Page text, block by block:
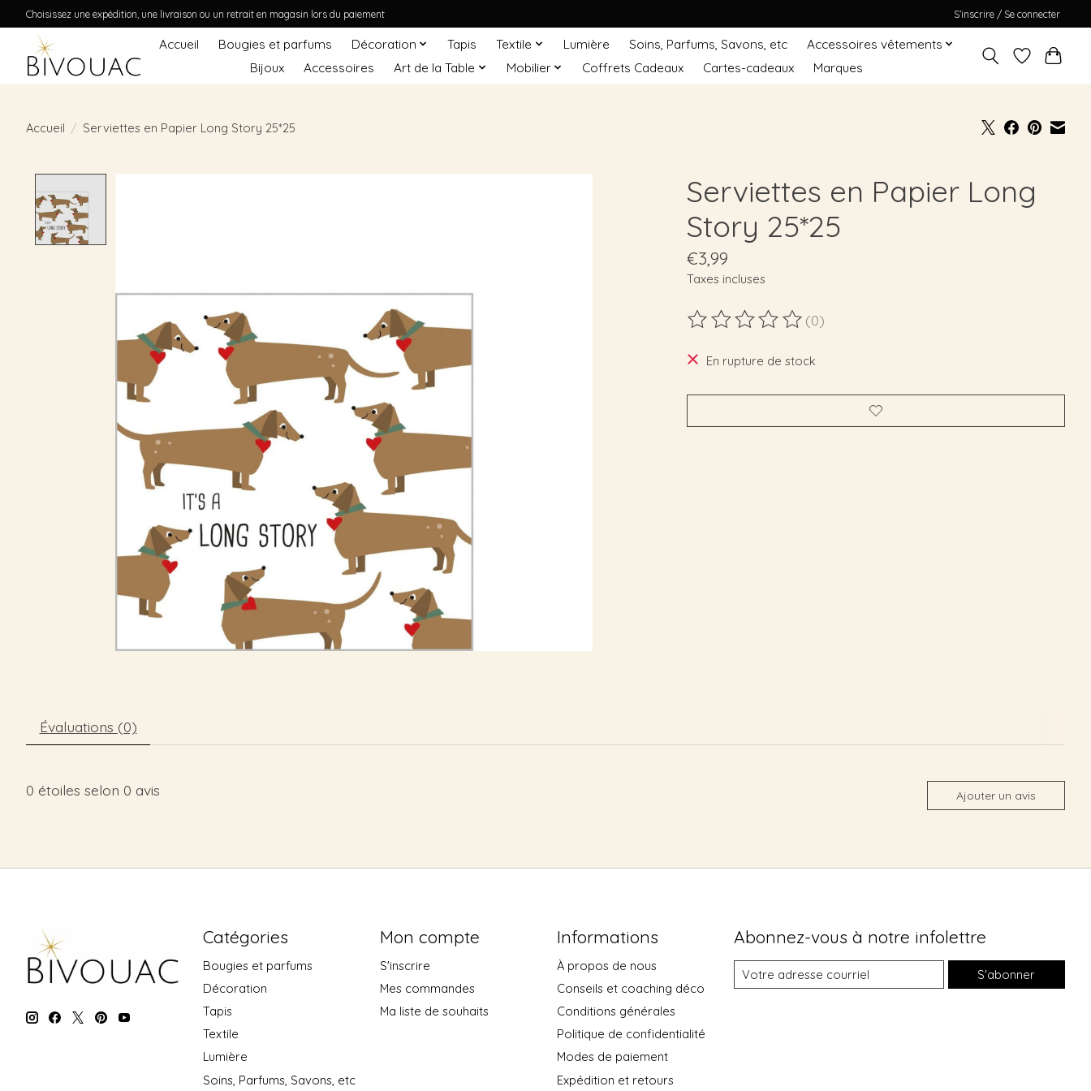
Choisissez une expédition, une livraison ou un retrait en magasin lors du paiement S’inscrire / Se connecter
Accueil Bougies et parfums Décoration Tapis Textile Lumière Soins, Parfums, Savons, etc
Accessoires vêtements
Bijoux
Accessoires Art de la Table Mobilier Coffrets Cadeaux Cartes-cadeaux Marques
Accueil / Serviettes en Papier Long Story 25*25
Serviettes en Papier Long
Story 25*25
€3,99
Taxes incluses
Ce produit est évalué à
(0)
En rupture de stock
Évaluations (0)
0 étoiles selon 0 avis Ajouter un avis
Catégories
Bougies et parfums
Décoration
Tapis
Textile
Lumière
Soins, Parfums, Savons, etc
Mon compte
S'inscrire
Mes commandes
Ma liste de souhaits
Informations
À propos de nous
Conseils et coaching déco
Conditions générales
Politique de confidentialité
Modes de paiement
Expédition et retours
Abonnez-vous à notre infolettre
S'abonner